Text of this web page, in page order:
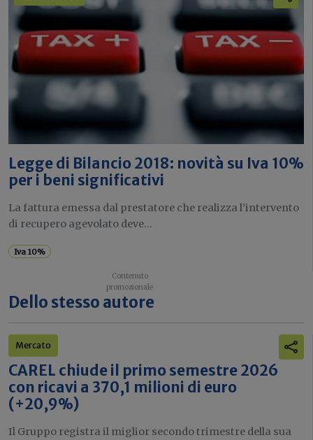
Legge di Bilancio 2018: novità su Iva 10%
per i beni significativi
La fattura emessa dal prestatore che realizza l’intervento
di recupero agevolato deve...
Iva 10%
Dello stesso autore
Mercato
CAREL chiude il primo semestre 2026
con ricavi a 370,1 milioni di euro
(+20,9%)
Il Gruppo registra il miglior secondo trimestre della sua